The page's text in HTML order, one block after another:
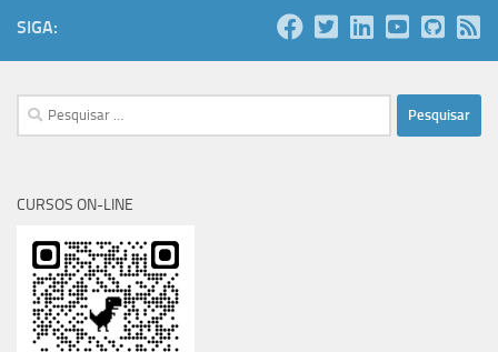
SIGA:
Pesquisar
por:
CURSOS ON-LINE